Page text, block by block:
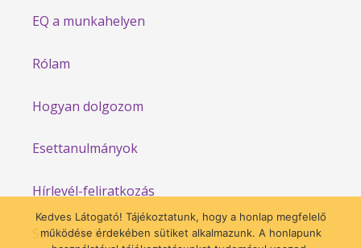
EQ a munkahelyen
Rólam
Hogyan dolgozom
Esettanulmányok
Hírlevél-feliratkozás
Színhatás kártya
Kedves Látogató! Tájékoztatunk, hogy a honlap megfelelő
működése érdekében sütiket alkalmazunk. A honlapunk